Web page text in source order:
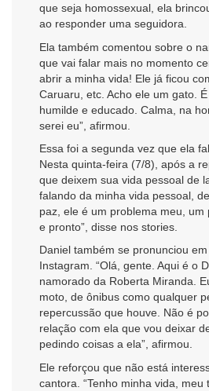
que seja homossexual, ela
ao responder uma seguidora.
Ela também comentou sobre o
que vai falar mais no momento
abrir a minha vida! Ele já ficou
Caruaru, etc. Acho ele um gato.
humilde e educado. Calma, na
serei eu”, afirmou.
Essa foi a segunda vez que ela
Nesta quinta-feira (7/8), após a
que deixem sua vida pessoal de
falando da minha vida pessoal,
paz, ele é um problema meu,
e pronto”, disse nos stories.
Daniel também se pronunciou
Instagram. “Olá, gente. Aqui é o
namorado da Roberta Miranda.
moto, de ônibus como qualquer
repercussão que houve. Não é
relação com ela que vou deixar
pedindo coisas a ela”, afirmou.
Ele reforçou que não está
cantora. “Tenho minha vida, meu